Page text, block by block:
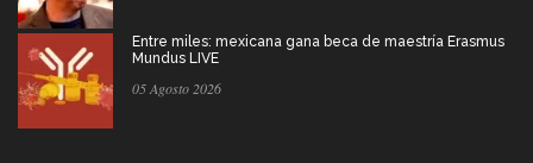
Entre miles: mexicana gana beca de maestría Erasmus
Mundus LIVE
05 Agosto 2026